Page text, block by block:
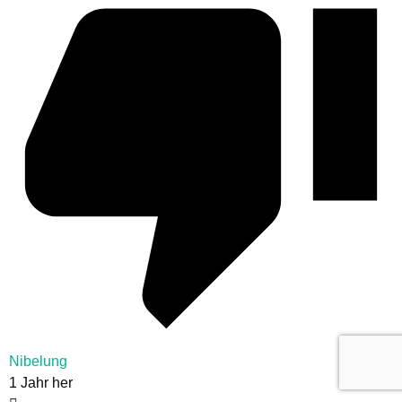
Nibelung
1 Jahr her